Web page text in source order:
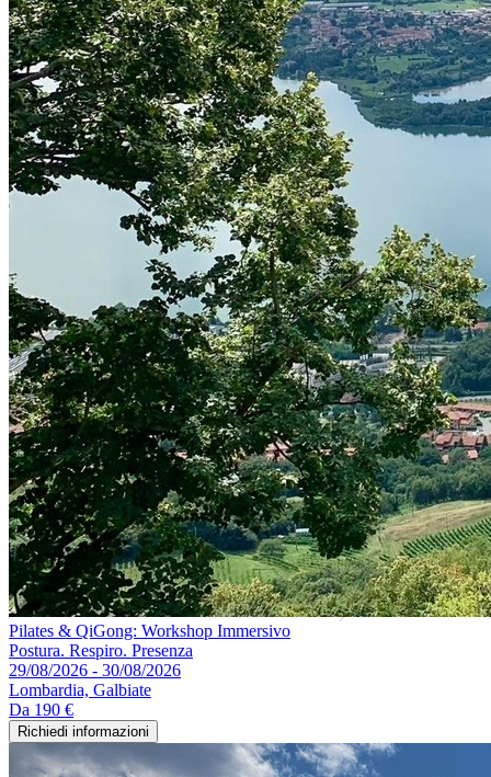
Pilates & QiGong: Workshop Immersivo
Postura. Respiro. Presenza
29/08/2026 - 30/08/2026
Lombardia, Galbiate
Da 190 €
Richiedi informazioni